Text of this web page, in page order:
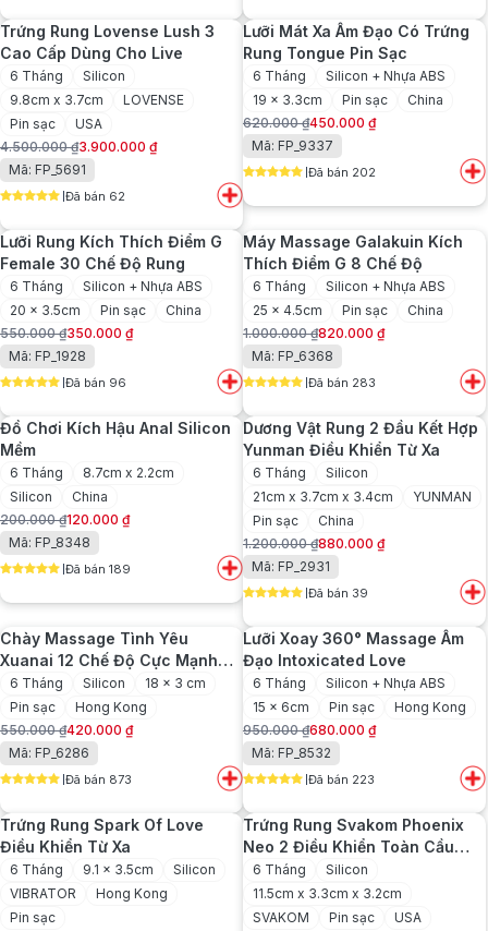
550.000 ₫.
là:
390.000 ₫.
550.000 ₫.
là:
390.000 ₫.
Trứng Rung Lovense Lush 3
Cao Cấp Dùng Cho Live
6 Tháng
Silicon
9.8cm x 3.7cm
LOVENSE
Pin sạc
USA
4.500.000₫
Giá
gốc
là:
4.500.000 ₫.
3.900.000 ₫
Giá
hiện
tại
là:
3.900.000 ₫.
Mã: FP_5691
Đã bán 62
Lưỡi Mát Xa Âm Đạo Có Trứng
Rung Tongue Pin Sạc
6 Tháng
Silicon + Nhựa ABS
19 x 3.3cm
Pin sạc
China
620.000₫
Giá
gốc
là:
620.000 ₫.
450.000 ₫
Giá
hiện
tại
là:
450.000 ₫.
Mã: FP_9337
Đã bán 202
Lưỡi Rung Kích Thích Điểm G
Female 30 Chế Độ Rung
6 Tháng
Silicon + Nhựa ABS
20 x 3.5cm
Pin sạc
China
550.000₫
Giá
gốc
là:
550.000 ₫.
350.000 ₫
Giá
hiện
tại
là:
350.000 ₫.
Mã: FP_1928
Đã bán 96
Máy Massage Galakuin Kích
Thích Điểm G 8 Chế Độ
6 Tháng
Silicon + Nhựa ABS
25 x 4.5cm
Pin sạc
China
1.000.000₫
Giá
gốc
là:
1.000.000 ₫.
820.000 ₫
Giá
hiện
tại
là:
820.000 ₫.
Mã: FP_6368
Đã bán 283
Đồ Chơi Kích Hậu Anal Silicon
Mềm
6 Tháng
8.7cm x 2.2cm
Silicon
China
200.000₫
Giá
gốc
là:
200.000 ₫.
120.000 ₫
Giá
hiện
tại
là:
Mã: FP_8348
Đã bán 189
Dương Vật Rung 2 Đầu Kết Hợp
Yunman Điều Khiển Từ Xa
6 Tháng
Silicon
21cm x 3.7cm x 3.4cm
YUNMAN
Pin sạc
China
1.200.000₫
Giá
gốc
là:
1.200.000 ₫.
880.000 ₫
Giá
hiện
tại
là:
880.000 ₫.
Mã: FP_2931
Đã bán 39
Chày Massage Tình Yêu
Xuanai 12 Chế Độ Cực Mạnh
Mẽ
6 Tháng Silicon
18 x 3 cm
Pin sạc
Hong Kong
550.000₫
Giá
gốc
là:
550.000 ₫.
420.000 ₫
Giá
hiện
tại
là:
420.000 ₫.
Mã: FP_6286
Đã bán 873
Lưỡi Xoay 360° Massage Âm
Đạo Intoxicated Love
6 Tháng
Silicon + Nhựa ABS
15 x 6cm
Pin sạc
Hong Kong
950.000₫
Giá
gốc
là:
950.000 ₫.
680.000 ₫
Giá
hiện
tại
là:
680.000 ₫.
Mã: FP_8532
Đã bán 223
Trứng Rung Spark Of Love
Điều Khiển Từ Xa
6 Tháng 9.1 x 3.5cm
Silicon
VIBRATOR
Hong Kong
Pin sạc
Trứng Rung Svakom Phoenix
Neo 2 Điều Khiển Toàn Cầu
Qua App
6 Tháng
Silicon
11.5cm x 3.3cm x 3.2cm
SVAKOM
Pin sạc
USA